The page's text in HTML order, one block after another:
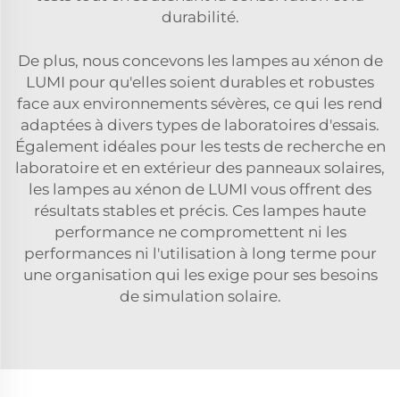
durabilité.
De plus, nous concevons les lampes au xénon de
LUMI pour qu'elles soient durables et robustes
face aux environnements sévères, ce qui les rend
adaptées à divers types de laboratoires d'essais.
Également idéales pour les tests de recherche en
laboratoire et en extérieur des panneaux solaires,
les lampes au xénon de LUMI vous offrent des
résultats stables et précis. Ces lampes haute
performance ne compromettent ni les
performances ni l'utilisation à long terme pour
une organisation qui les exige pour ses besoins
de simulation solaire.